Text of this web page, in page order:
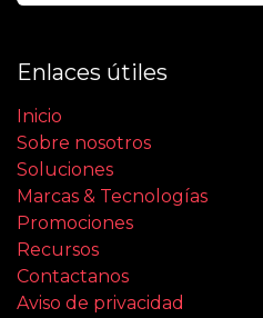
Enlaces útiles
Inicio
Sobre nosotros
Soluciones
Marcas & Tecnologías
Promociones
Recursos
Contactanos
Aviso de privacidad